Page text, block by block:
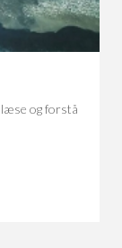
og forstå